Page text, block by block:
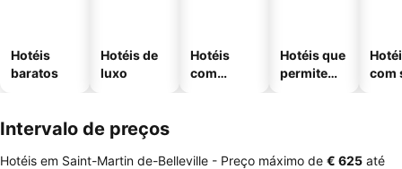
Hotéis
baratos
Hotéis de
luxo
Hotéis
com
Hotéis que
permitem
com
Intervalo de preços
Hotéis em Saint-Martin de-Belleville - Preço máximo de ‎€ 625 até